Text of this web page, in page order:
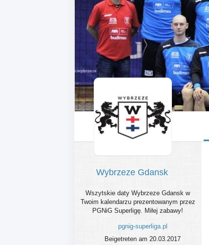
Wybrzeze Gdansk
Wszytskie daty Wybrzeze Gdansk w
Twoim kalendarzu prezentowanym przez
PGNiG Superligę. Miłej zabawy!
pgnig-superliga.pl
Beigetreten am 20.03.2017